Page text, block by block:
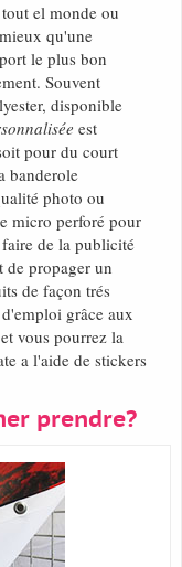
el monde ou
qu'une
le plus bon
Souvent
disponible
est
pour du court
banderole
photo ou
micro perforé pour
de la publicité
de propager un
de façon trés
grâce aux
vous pourrez la
a l'aide de stickers
prendre?